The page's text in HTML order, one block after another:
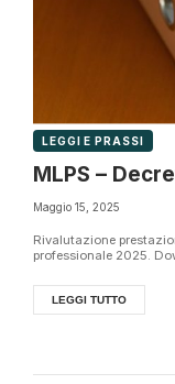
LEGGI E PRASSI
MLPS –
Maggio 15, 2025
Rivalutazione
professionale 2025.
LEGGI TUTTO